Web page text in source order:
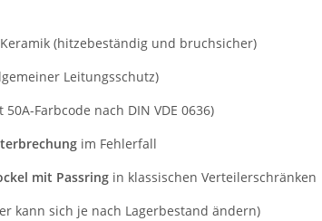
(hitzebeständig und bruchsicher)
Leitungsschutz)
Farbcode nach DIN VDE 0636)
im Fehlerfall
mit Passring in klassischen Verteilerschränken
kann sich je nach Lagerbestand ändern)